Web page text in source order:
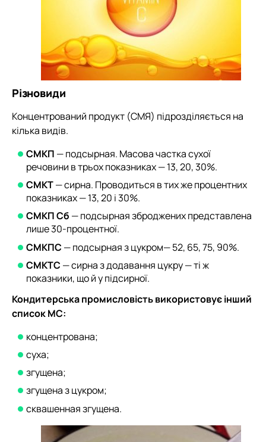
Різновиди
Концентрований продукт (СМЯ) підрозділяється на
кілька видів.
СМКП — подсырная. Масова частка сухої
речовини в трьох показниках — 13, 20, 30%.
СМКТ— сирна. Проводиться в тих же процентних
показниках — 13, 20 і 30%.
СМКП Сб — подсырная зброджених представлена
лише 30-процентної.
СМКПС — подсырная з цукром— 52, 65, 75, 90%.
СМКТС — сирна з додавання цукру — ті ж
показники, що й у підсирної.
Кондитерська промисловість використовує інший
список МС:
концентрована;
суха;
згущена;
згущена з цукром;
сквашенная згущена.